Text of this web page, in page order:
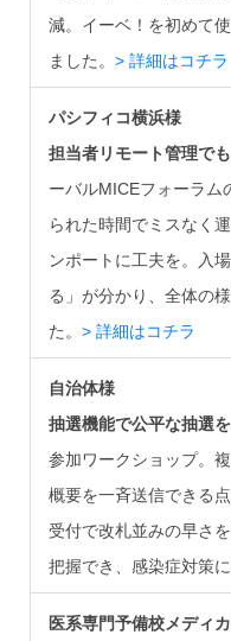
減。イーベ！を初めて
ました。 > 詳細はコチラ
パシフィコ横浜様
担当者リモート管理で
ーバルMICEフォーラム
られた時間でミスなく
ンポートに工夫を。入
る」が分かり、全体の
た。 > 詳細はコチラ
自治体様
抽選機能で公平な抽選を
参加ワークショップ。
概要を一斉送信できる
受付で改札並みの早さ
把握でき、感染症対策
医系専門予備校メディ